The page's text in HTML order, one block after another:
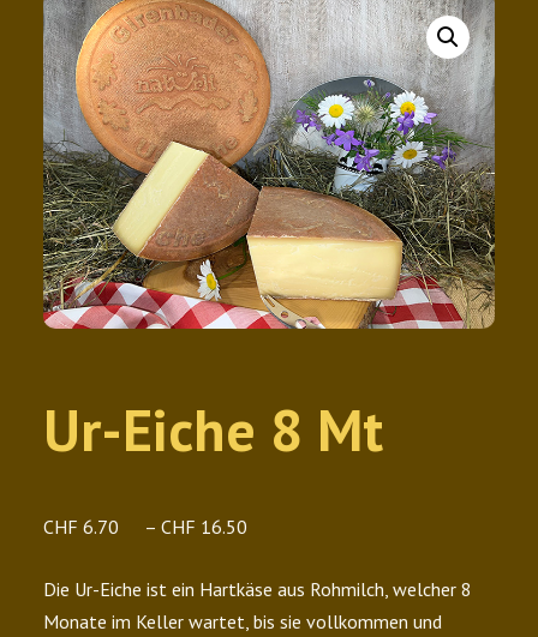
springen
Ur-Eiche 8 Mt
CHF 6.70 – CHF 16.50
bis
CHF 16.50
Die Ur-Eiche ist ein Hartkäse aus Rohmilch, welcher 8
Monate im Keller wartet, bis sie vollkommen und